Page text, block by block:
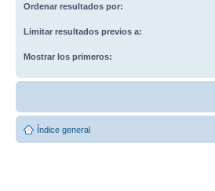
Ordenar resultados por:
Limitar resultados previos a:
Mostrar los primeros:
Índice general